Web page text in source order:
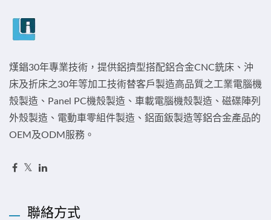
熯錩30年專業技術，提供鋁擠型搭配鋁合金CNC銑床、沖
床及折床之30年等加工技術替客戶製造高品質之工業電腦機
殼製造、Panel PC機殼製造、車載電腦機殼製造、磁碟陣列
外殼製造、電動車零組件製造、鋁面鈑製造等鋁合金產品的
OEM及ODM服務。
聯絡方式